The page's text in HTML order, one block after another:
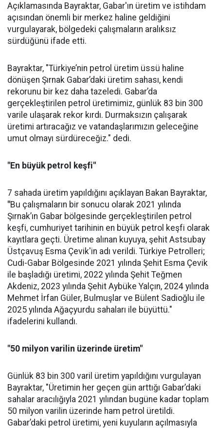
Açıklamasında Bayraktar, Gabar'ın üretim ve istihdam
açısından önemli bir merkez haline geldiğini
vurgulayarak, bölgedeki çalışmaların aralıksız
sürdüğünü ifade etti.
Bayraktar, "Türkiye’nin petrol üretim üssü haline
dönüşen Şırnak Gabar’daki üretim sahası, kendi
rekorunu bir kez daha tazeledi. Gabar’da
gerçekleştirilen petrol üretimimiz, günlük 83 bin 300
varile ulaşarak rekor kırdı. Durmaksızın çalışarak
üretimi artıracağız ve vatandaşlarımızın geleceğine
umut olmayı sürdüreceğiz." dedi.
"En büyük petrol keşfi"
7 sahada üretim yapıldığını açıklayan Bakan Bayraktar,
"Bu çalışmaların bir sonucu olarak 2021 yılında
Şırnak’ın Gabar bölgesinde gerçekleştirilen petrol
keşfi, cumhuriyet tarihinin en büyük petrol keşfi olarak
kayıtlara geçti. Üretime alınan kuyuya, şehit Astsubay
Üstçavuş Esma Çevik'in adı verildi. Türkiye Petrolleri;
Cudi-Gabar Bölgesinde 2021 yılında Şehit Esma Çevik
ile başladığı üretimi, 2022 yılında Şehit Teğmen
Akdeniz, 2023 yılında Şehit Aybüke Yalçın, 2024 yılında
Mehmet İrfan Güler, Bulmuşlar ve Bülent Sadioğlu ile
2025 yılında Ağaçyurdu sahaları ile büyüttü."
ifadelerini kullandı.
"50 milyon varilin üzerinde üretim"
Günlük 83 bin 300 varil üretim yapıldığını vurgulayan
Bayraktar, "Üretimin her geçen gün arttığı Gabar’daki
sahalar aracılığıyla 2021 yılından bugüne kadar toplam
50 milyon varilin üzerinde ham petrol üretildi.
Gabar’daki petrol üretimi, yeni kuyuların açılmasıyla